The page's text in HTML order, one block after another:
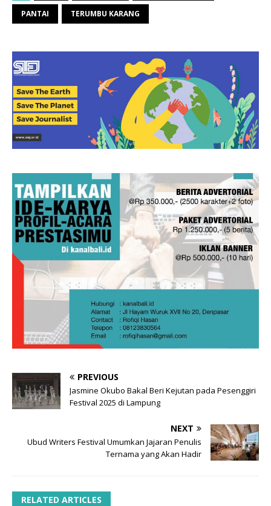
PANTAI TERUMBU KARANG
PREVIOUS
Jasmine Okubo Bakal Beri Kejutan pada Pesenggiri
Festival 2025 di Lampung
NEXT
Ubud Writers Festival Umumkan Jajaran Penulis
Ternama yang Akan Hadir
RELATED ARTICLES